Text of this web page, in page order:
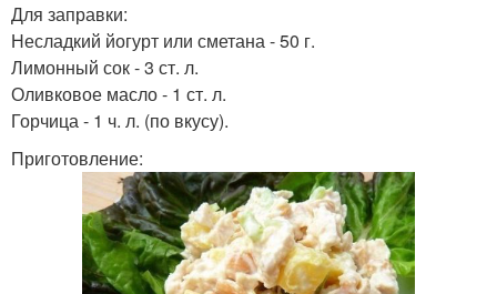
Для заправки:
Несладкий йогурт или сметана - 50 г.
Лимонный сок - 3 ст. л.
Оливковое масло - 1 ст. л.
Горчица - 1 ч. л. (по вкусу).
Приготовление: